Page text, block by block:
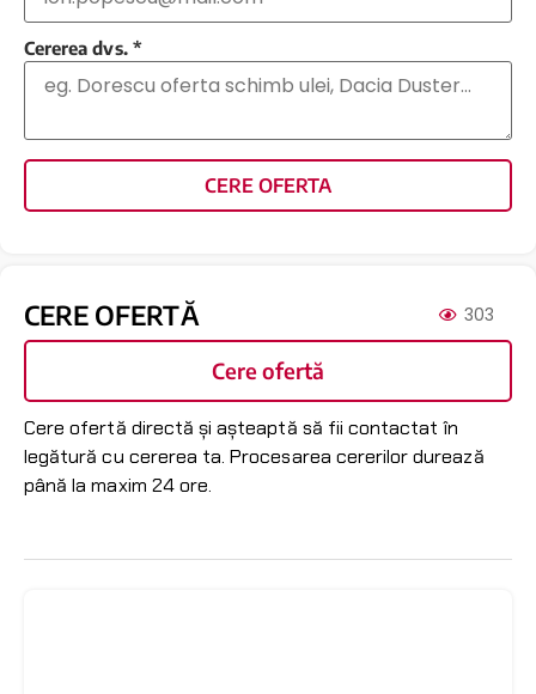
Cererea dvs. *
CERE OFERTA
CERE OFERTĂ 303
Cere ofertă
Cere ofertă directă și așteaptă să fii contactat în
legătură cu cererea ta. Procesarea cererilor durează
până la maxim 24 ore.